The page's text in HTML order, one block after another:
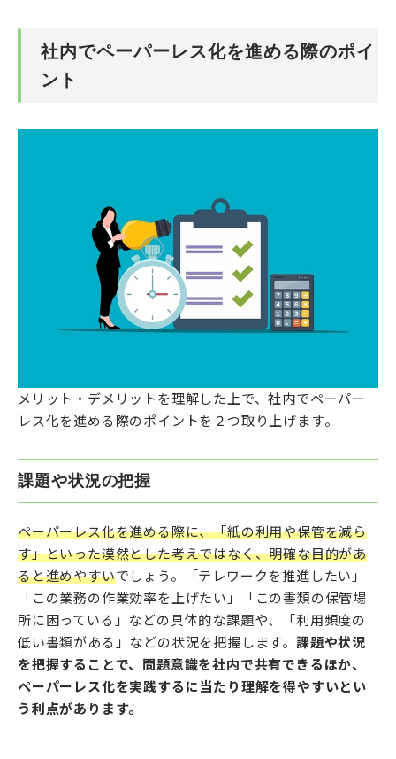
社内でペーパーレス化を進める際のポイ
ント
メリット・デメリットを理解した上で、社内でペーパー
レス化を進める際のポイントを２つ取り上げます。
課題や状況の把握
ペーパーレス化を進める際に、「紙の利用や保管を減ら
す」といった漠然とした考えではなく、明確な目的があ
ると進めやすいでしょう。「テレワークを推進したい」
「この業務の作業効率を上げたい」「この書類の保管場
所に困っている」などの具体的な課題や、「利用頻度の
低い書類がある」などの状況を把握します。課題や状況
を把握することで、問題意識を社内で共有できるほか、
ペーパーレス化を実践するに当たり理解を得やすいとい
う利点があります。